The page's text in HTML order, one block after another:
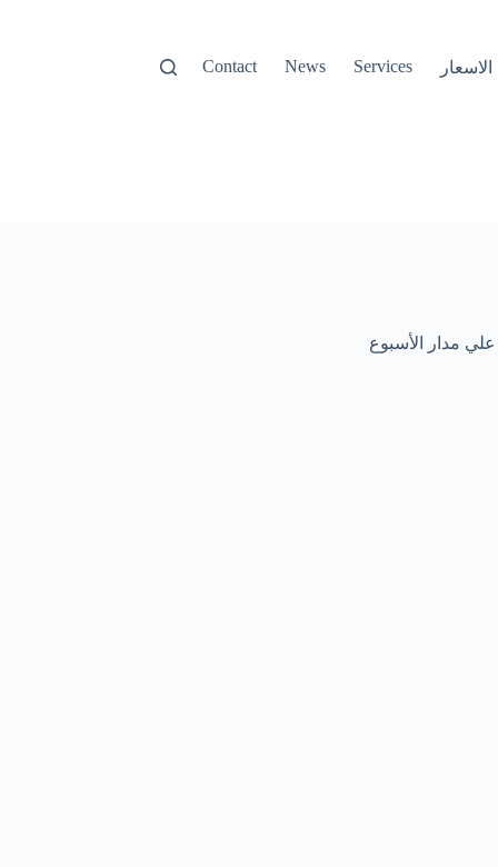
Services
News
Contact